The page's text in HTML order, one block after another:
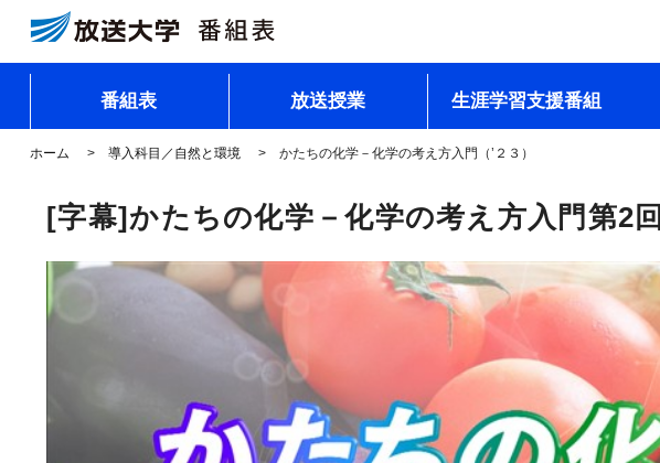
番組表 放送授業 生涯学習支援番組
ホーム 導入科目／自然と環境 かたちの化学－化学の考え方入門（’２３）
[字幕]かたちの化学－化学の考え方入門第2回